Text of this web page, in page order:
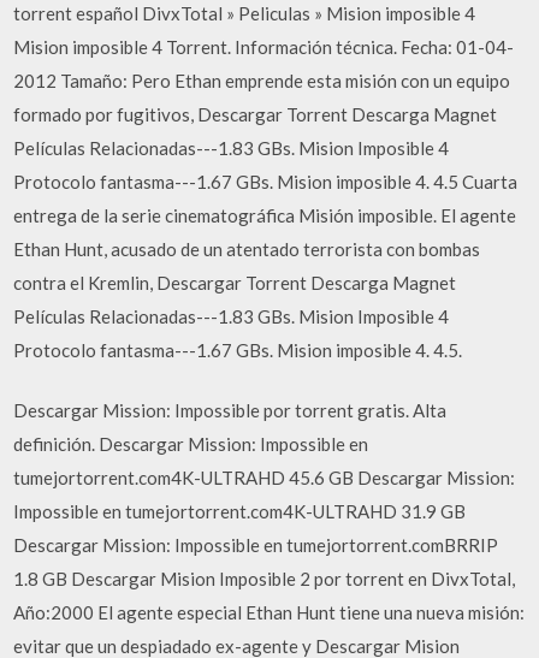
torrent español DivxTotal » Peliculas » Mision imposible 4
Mision imposible 4 Torrent. Información técnica. Fecha: 01-04-
2012 Tamaño: Pero Ethan emprende esta misión con un equipo
formado por fugitivos, Descargar Torrent Descarga Magnet
Películas Relacionadas---1.83 GBs. Mision Imposible 4
Protocolo fantasma---1.67 GBs. Mision imposible 4. 4.5 Cuarta
entrega de la serie cinematográfica Misión imposible. El agente
Ethan Hunt, acusado de un atentado terrorista con bombas
contra el Kremlin, Descargar Torrent Descarga Magnet
Películas Relacionadas---1.83 GBs. Mision Imposible 4
Protocolo fantasma---1.67 GBs. Mision imposible 4. 4.5.
Descargar Mission: Impossible por torrent gratis. Alta
definición. Descargar Mission: Impossible en
tumejortorrent.com4K-ULTRAHD 45.6 GB Descargar Mission:
Impossible en tumejortorrent.com4K-ULTRAHD 31.9 GB
Descargar Mission: Impossible en tumejortorrent.comBRRIP
1.8 GB Descargar Mision Imposible 2 por torrent en DivxTotal,
Año:2000 El agente especial Ethan Hunt tiene una nueva misión:
evitar que un despiadado ex-agente y Descargar Mision